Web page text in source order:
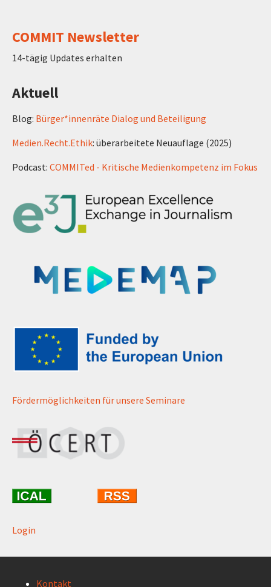
COMMIT Newsletter
14-tägig Updates erhalten
Aktuell
Blog: Bürger*innenräte Dialog und Beteiligung
Medien.Recht.Ethik: überarbeitete Neuauflage (2025)
Podcast: COMMITed - Kritische Medienkompetenz im Fokus
Fördermöglichkeiten für unsere Seminare
Login
Kontakt